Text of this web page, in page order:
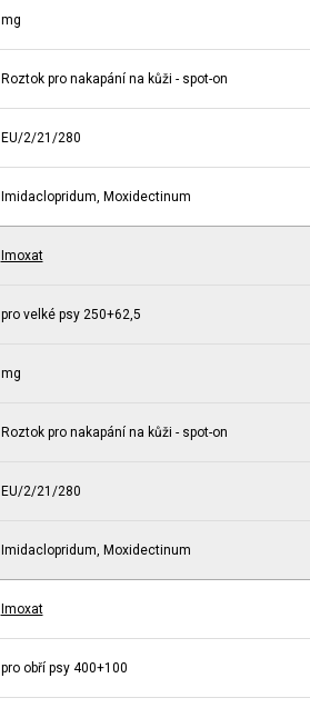
mg
Roztok pro nakapání na kůži - spot-on
EU/2/21/280
Imidaclopridum, Moxidectinum
Imoxat
pro velké psy 250+62,5
mg
Roztok pro nakapání na kůži - spot-on
EU/2/21/280
Imidaclopridum, Moxidectinum
Imoxat
pro obří psy 400+100